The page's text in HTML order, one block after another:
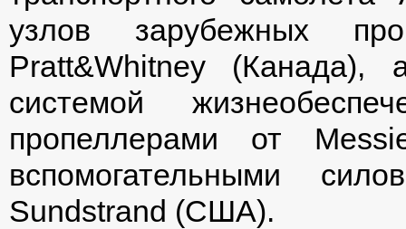
узлов зарубежных
Pratt&Whitney
системой
пропеллерами от
вспомогательными
Sundstrand (США).